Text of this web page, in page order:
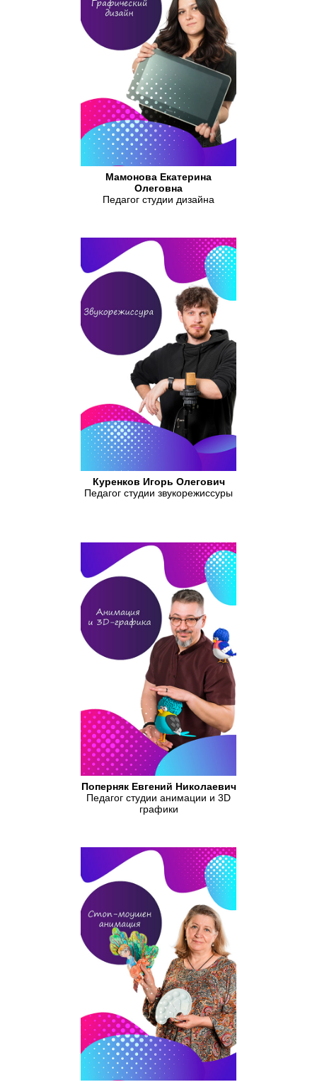
Мамонова Екатерина
Олеговна
Педагог студии дизайна
Куренков Игорь Олегович
Педагог студии звукорежиссуры
Поперняк Евгений Николаевич
Педагог студии анимации и 3D
графики